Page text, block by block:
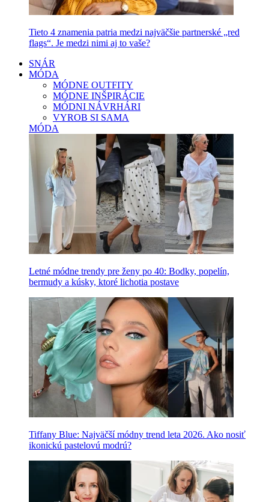
Tieto 4 znamenia patria medzi najväčšie partnerské „red
flags“. Je medzi nimi aj to vaše?
SNÁR
MÓDA
MÓDNE OUTFITY
MÓDNE INŠPIRÁCIE
MÓDNI NÁVRHÁRI
VYROB SI SAMA
MÓDA
Letné módne trendy pre ženy po 40: Bodky, popelín,
bermudy a kúsky, ktoré lichotia postave
Tiffany Blue: Najväčší módny trend leta 2026. Ako nosiť
ikonickú pastelovú modrú?